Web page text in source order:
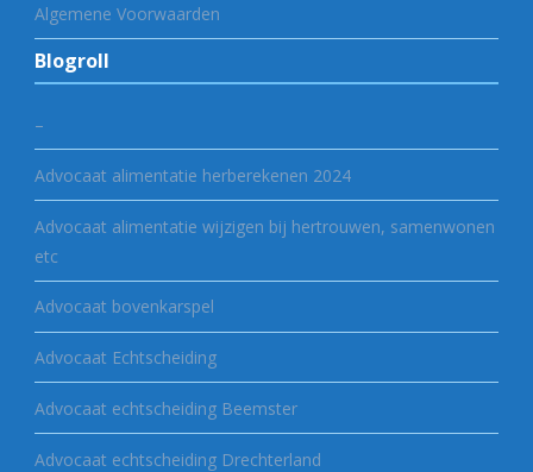
Algemene Voorwaarden
Blogroll
–
Advocaat alimentatie herberekenen 2024
Advocaat alimentatie wijzigen bij hertrouwen, samenwonen
etc
Advocaat bovenkarspel
Advocaat Echtscheiding
Advocaat echtscheiding Beemster
Advocaat echtscheiding Drechterland